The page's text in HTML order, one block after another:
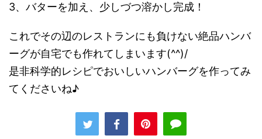
3、バターを加え、少しづつ溶かし完成！
これでその辺のレストランにも負けない絶品ハンバ
ーグが自宅でも作れてしまいます(^^)/
是非科学的レシピでおいしいハンバーグを作ってみ
てくださいね♪